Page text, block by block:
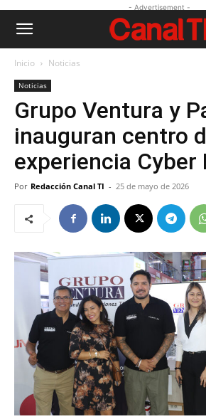
- Advertisement -
Inicio Noticias
Noticias
Grupo Ventura y
inauguran centro
experiencia Cyber
Por Redacción Canal TI - 25 de mayo de 2026